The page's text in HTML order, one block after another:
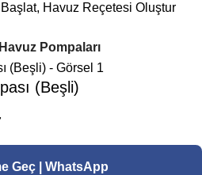
Havuz Reçetesi Oluştur
Pompaları
(Beşli)
Geç | WhatsApp